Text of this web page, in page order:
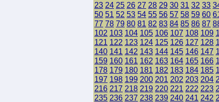
23 24 25 26 27 28 29 30 31 32 33
50 51 52 53 54 55 56 57 58 59 60
77 78 79 80 81 82 83 84 85 86 87
102 103 104 105 106 107 108 109
121 122 123 124 125 126 127 128
140 141 142 143 144 145 146 147
159 160 161 162 163 164 165 166
178 179 180 181 182 183 184 185
197 198 199 200 201 202 203 204
216 217 218 219 220 221 222 223
235 236 237 238 239 240 241 242